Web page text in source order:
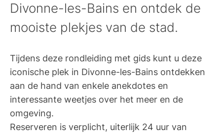
Divonne-les-Bains en ontdek de
mooiste plekjes van de stad.
Tijdens deze rondleiding met gids kunt u deze
iconische plek in Divonne-les-Bains ontdekken
aan de hand van enkele anekdotes en
interessante weetjes over het meer en de
omgeving.
Reserveren is verplicht, uiterlijk 24 uur van